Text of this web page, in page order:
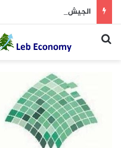
الجيش يوقف مطلوبين في
بحث عن